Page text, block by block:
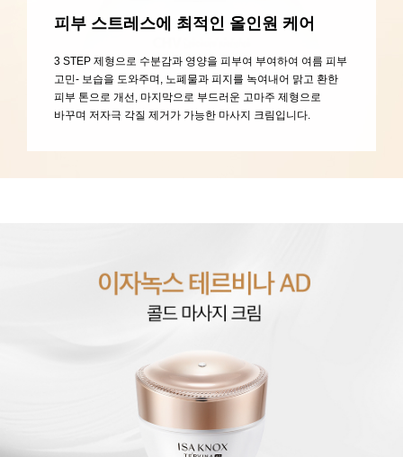
피부 스트레스에 최적인 올인원 케어
3 STEP 제형으로 수분감과 영양을 피부여 부여하여 여름 피부
고민- 보습을 도와주며, 노폐물과 피지를 녹여내어 맑고 환한
피부 톤으로 개선, 마지막으로 부드러운 고마주 제형으로
바꾸며 저자극 각질 제거가 가능한 마사지 크림입니다.